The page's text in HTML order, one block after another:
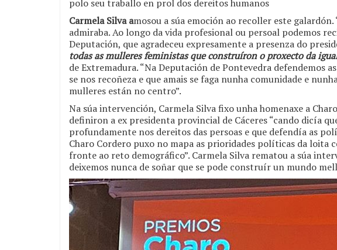
polo seu traballo en prol dos dereitos humanos
Carmela Silva amosou a súa emoción ao recoller este
admiraba. Ao longo da vida profesional ou persoal podemos
Deputación, que agradeceu expresamente a presenza do
todas as mulleres feministas que construíron o proxecto da
de Extremadura. “Na Deputación de Pontevedra defendemos
se nos recoñeza e que amais se faga nunha comunidade e
mulleres están no centro”.
Na súa intervención, Carmela Silva fixo unha homenaxe a
definiron a ex presidenta provincial de Cáceres “cando dicía
profundamente nos dereitos das persoas e que defendía as
Charo Cordero puxo no mapa as prioridades políticas da loita
fronte ao reto demográfico”. Carmela Silva rematou a súa
deixemos nunca de soñar que se pode construír un mundo